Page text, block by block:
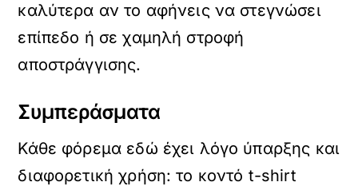
καλύτερα αν το αφήνεις να στεγνώσει
επίπεδο ή σε χαμηλή στροφή
αποστράγγισης.
Συμπεράσματα
Κάθε φόρεμα εδώ έχει λόγο ύπαρξης και
διαφορετική χρήση: το κοντό t-shirt